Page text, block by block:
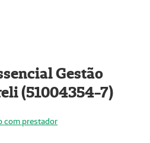
Gestão
(51004354-7)
com prestador